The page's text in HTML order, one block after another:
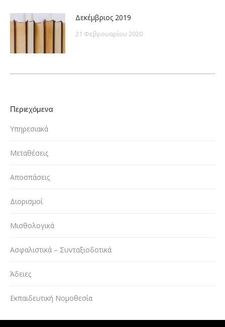
Δεκέμβριος 2019
21 Φεβρουαρίου 2020
Περιεχόμενα
Υπηρεσιακά
Μεταθέσεις
Αποσπάσεις
Διορισμοί
Μισθολογικά
Ασφαλιστικά – Συνταξιοδοτικά
Άδειες
Εκπαιδευτική Νομοθεσία